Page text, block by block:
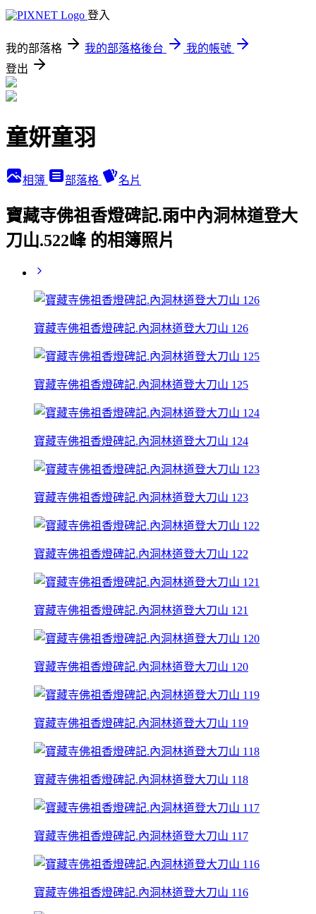
登入
我的部落格 我的部落格後台
我的帳號
登出
童妍童羽
相簿 部落格 名片
寶藏寺佛祖香燈碑記.雨中內洞林道登大
刀山.522峰 的相簿照片
寶藏寺佛祖香燈碑記.內洞林道登大刀山 126
寶藏寺佛祖香燈碑記.內洞林道登大刀山 125
寶藏寺佛祖香燈碑記.內洞林道登大刀山 124
寶藏寺佛祖香燈碑記.內洞林道登大刀山 123
寶藏寺佛祖香燈碑記.內洞林道登大刀山 122
寶藏寺佛祖香燈碑記.內洞林道登大刀山 121
寶藏寺佛祖香燈碑記.內洞林道登大刀山 120
寶藏寺佛祖香燈碑記.內洞林道登大刀山 119
寶藏寺佛祖香燈碑記.內洞林道登大刀山 118
寶藏寺佛祖香燈碑記.內洞林道登大刀山 117
寶藏寺佛祖香燈碑記.內洞林道登大刀山 116